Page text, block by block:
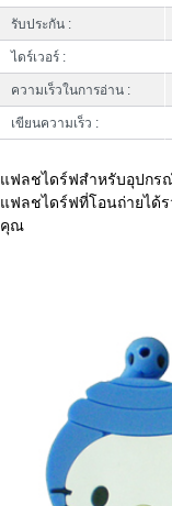
รับประกัน :
ไดร์เวอร์ :
ความเร็วในการอ่าน :
เขียนความเร็ว :
แฟลชไดร์ฟสำหรับอุปกร
แฟลชไดร์ฟที่โอนถ่ายได้ร
คุณ